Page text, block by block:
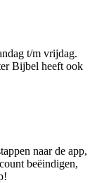
t/m vrijdag.
Bijbel heeft ook
naar de app,
beëindigen,